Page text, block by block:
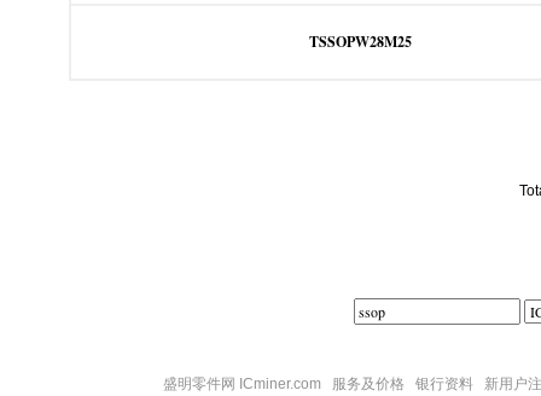
TSSOPW28M25
盛明零件网 ICminer.com 服务及价格 银行资料 新用户